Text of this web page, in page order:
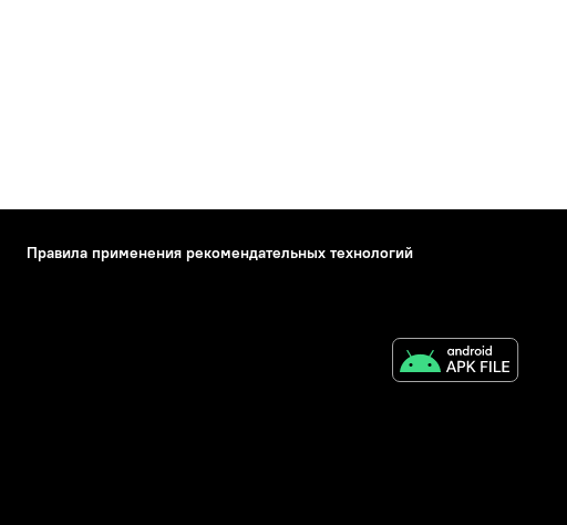
Правила применения рекомендательных технологий